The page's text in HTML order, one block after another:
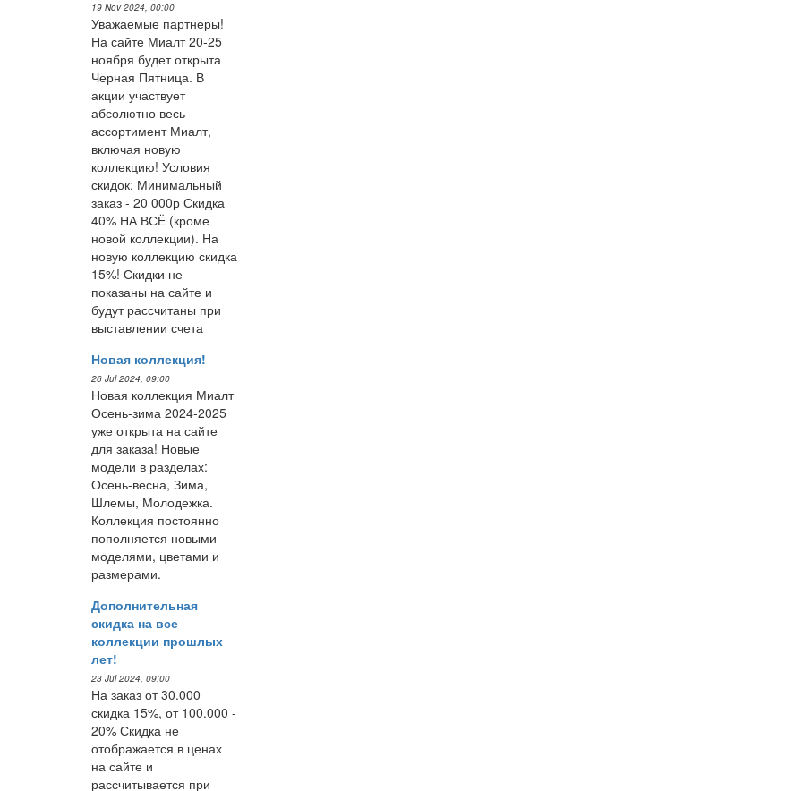
19 Nov 2024, 00:00
Уважаемые партнеры!
На сайте Миалт 20-25
ноября будет открыта
Черная Пятница. В
акции участвует
абсолютно весь
ассортимент Миалт,
включая новую
коллекцию! Условия
скидок: Минимальный
заказ - 20 000р Скидка
40% НА ВСЁ (кроме
новой коллекции). На
новую коллекцию скидка
15%! Скидки не
показаны на сайте и
будут рассчитаны при
выставлении счета
Новая коллекция!
26 Jul 2024, 09:00
Новая коллекция Миалт
Осень-зима 2024-2025
уже открыта на сайте
для заказа! Новые
модели в разделах:
Осень-весна, Зима,
Шлемы, Молодежка.
Коллекция постоянно
пополняется новыми
моделями, цветами и
размерами.
Дополнительная
скидка на все
коллекции прошлых
лет!
23 Jul 2024, 09:00
На заказ от 30.000
скидка 15%, от 100.000 -
20% Скидка не
отображается в ценах
на сайте и
рассчитывается при